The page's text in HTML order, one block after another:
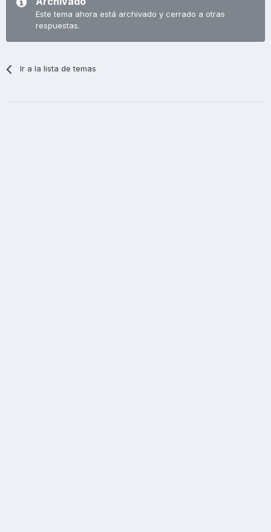
Este tema ahora está archivado y cerrado a otras
respuestas.
Ir a la lista de temas